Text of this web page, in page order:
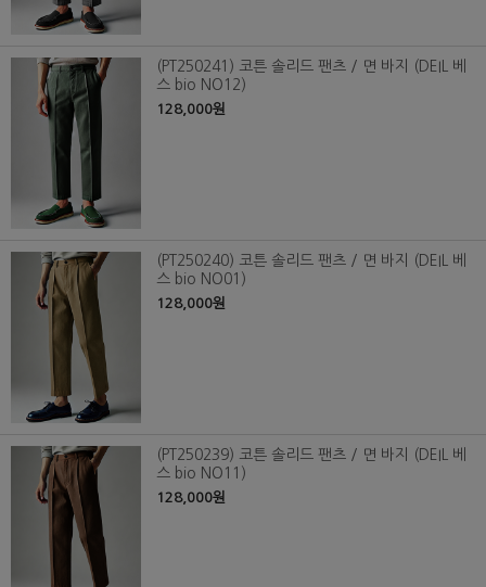
(PT250241) 코튼 솔리드 팬츠 / 면 바지 (DEIL 베
스 bio NO12)
128,000원
(PT250240) 코튼 솔리드 팬츠 / 면 바지 (DEIL 베
스 bio NO01)
128,000원
(PT250239) 코튼 솔리드 팬츠 / 면 바지 (DEIL 베
스 bio NO11)
128,000원